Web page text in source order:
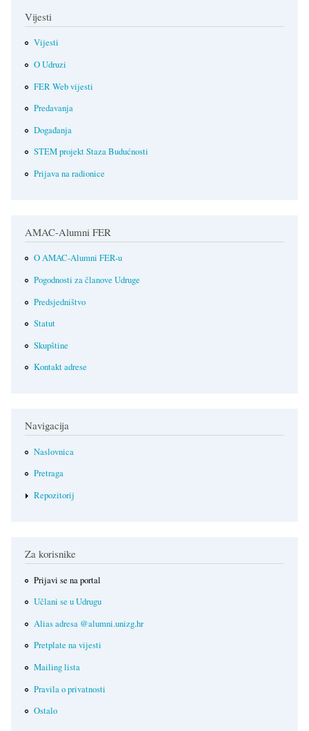
Vijesti
Vijesti
O Udruzi
FER Web vijesti
Predavanja
Događanja
STEM projekt Staza Budućnosti
Prijava na radionice
AMAC-Alumni FER
O AMAC-Alumni FER-u
Pogodnosti za članove Udruge
Predsjedništvo
Statut
Skupštine
Kontakt adrese
Navigacija
Naslovnica
Pretraga
Repozitorij
Za korisnike
Prijavi se na portal
Učlani se u Udrugu
Alias adresa @alumni.unizg.hr
Pretplate na vijesti
Mailing lista
Pravila o privatnosti
Ostalo